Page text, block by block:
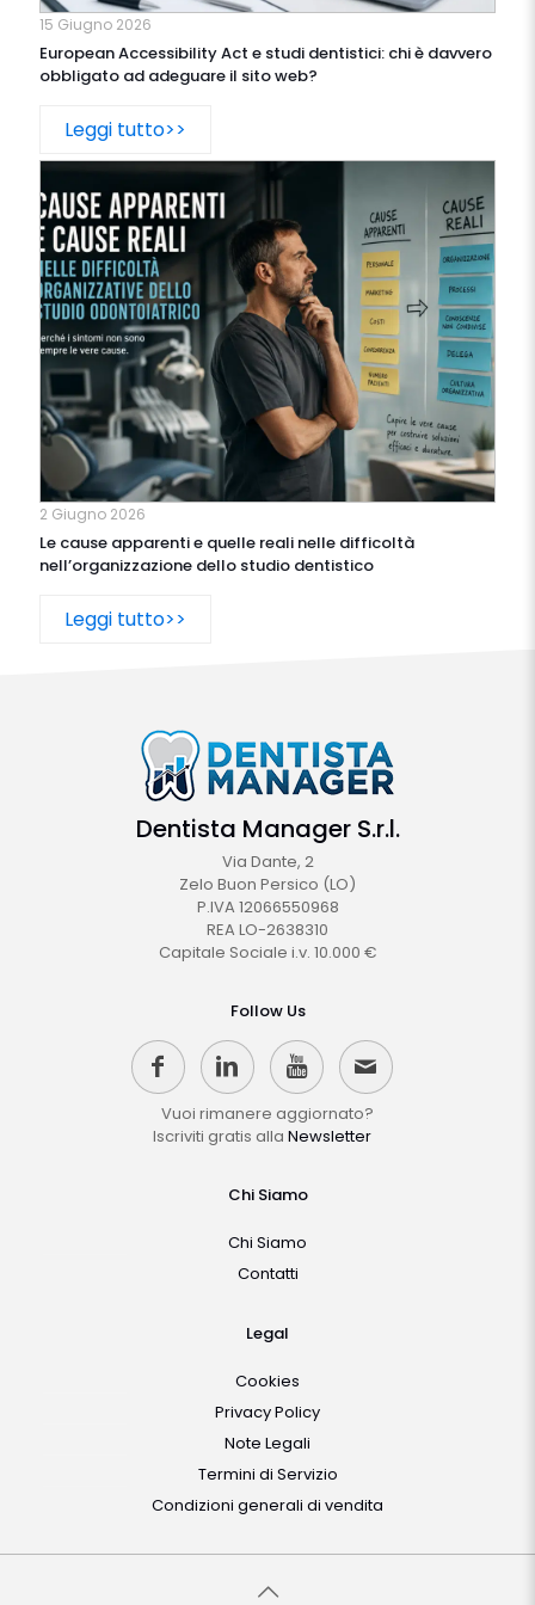
15 Giugno 2026
European Accessibility Act e studi dentistici: chi è davvero
obbligato ad adeguare il sito web?
Leggi tutto>>
2 Giugno 2026
Le cause apparenti e quelle reali nelle difficoltà
nell’organizzazione dello studio dentistico
Leggi tutto>>
Dentista Manager S.r.l.
Via Dante, 2
Zelo Buon Persico (LO)
P.IVA 12066550968
REA LO-2638310
Capitale Sociale i.v. 10.000 €
Follow Us
Vuoi rimanere aggiornato?
Iscriviti gratis alla Newsletter
Chi Siamo
Chi Siamo
Contatti
Legal
Cookies
Privacy Policy
Note Legali
Termini di Servizio
Condizioni generali di vendita